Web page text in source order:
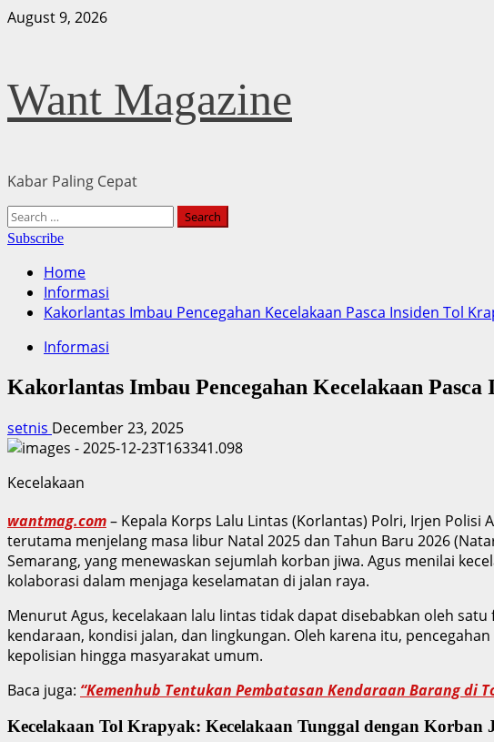
Skip
August 9, 2026
Want Magazine
Kabar Paling Cepat
Primary
Menu
Search
for:
Subscribe
Home
Informasi
Kakorlantas Imbau Pencegahan Kecelakaan Pasca Insiden Tol
Informasi
Kakorlantas Imbau Pencegahan Kecelakaan
setnis December 23, 2025
Kecelakaan
wantmag.com– Kepala Korps Lalu Lintas (Korlantas) Polri, Irjen
terutama menjelang masa libur Natal 2025 dan Tahun Baru 2026
Semarang, yang menewaskan sejumlah korban jiwa. Agus menilai
kolaborasi dalam menjaga keselamatan di jalan raya.
Menurut Agus, kecelakaan lalu lintas tidak dapat disebabkan oleh
kendaraan, kondisi jalan, dan lingkungan. Oleh karena itu,
kepolisian hingga masyarakat umum.
Baca juga: “Kemenhub Tentukan Pembatasan Kendaraan Barang di
Kecelakaan Tol Krapyak: Kecelakaan Tunggal dengan Korban